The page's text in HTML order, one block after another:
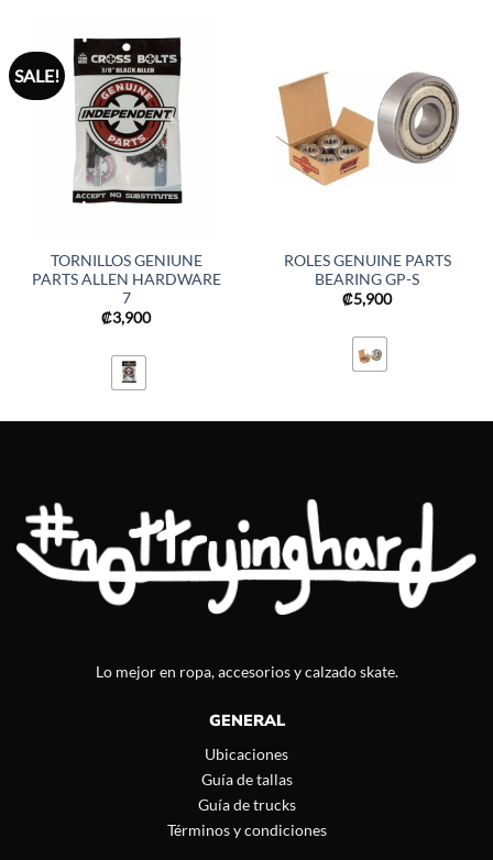
SALE!
TORNILLOS GENIUNE
PARTS ALLEN HARDWARE
7
₡3,900
ROLES GENUINE PARTS
BEARING GP-S
₡5,900
Lo mejor en ropa, accesorios y calzado skate.
GENERAL
Ubicaciones
Guía de tallas
Guía de trucks
Términos y condiciones